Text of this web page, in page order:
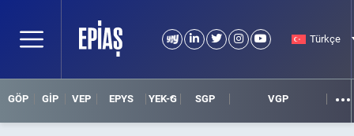
Türkçe
GÖP GİP VEP EPYS YEK-G SGP VGP